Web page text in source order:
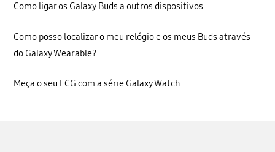
Como ligar os Galaxy Buds a outros dispositivos
Como posso localizar o meu relógio e os meus Buds através
do Galaxy Wearable?
Meça o seu ECG com a série Galaxy Watch